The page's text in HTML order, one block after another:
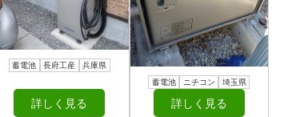
蓄電池 長府工産 兵庫県
詳しく見る
蓄電池 ニチコン 埼玉県
詳しく見る